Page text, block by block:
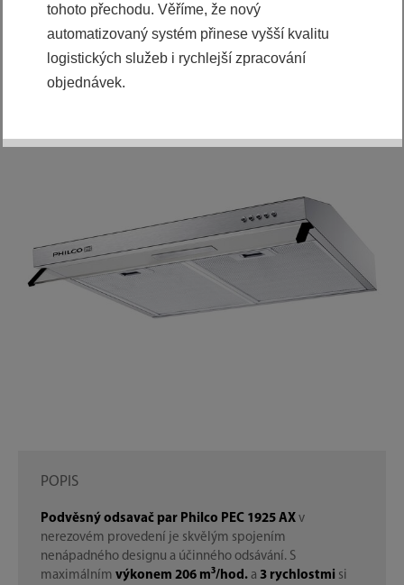
POPIS
Podvěsný odsavač par Philco PEC 1925 AX v
nerezovém provedení je skvělým spojením
nenápadného designu a účinného odsávání. S
maximálním výkonem 206 m³/hod. a 3 rychlostmi si
tohoto přechodu. Věříme, že nový
automatizovaný systém přinese vyšší kvalitu
logistických služeb i rychlejší zpracování
objednávek.